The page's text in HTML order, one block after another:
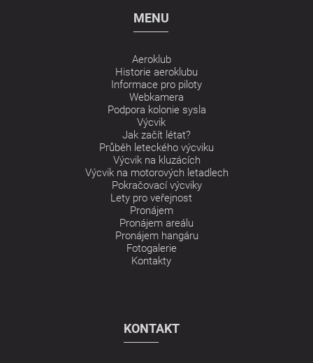
MENU
Aeroklub
Historie aeroklubu
Informace pro piloty
Webkamera
Podpora kolonie sysla
Výcvik
Jak začít létat?
Průběh leteckého výcviku
Výcvik na kluzácích
Výcvik na motorových letadlech
Pokračovací výcviky
Lety pro veřejnost
Pronájem
Pronájem areálu
Pronájem hangáru
Fotogalerie
Kontakty
KONTAKT